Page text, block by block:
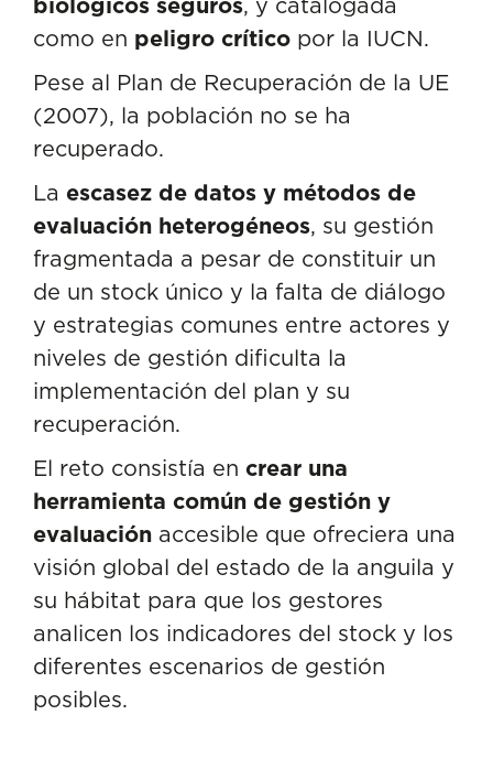
como en peligro crítico por la IUCN.
Pese al Plan de Recuperación de la UE
(2007), la población no se ha
recuperado.
La escasez de datos y métodos de
evaluación heterogéneos, su gestión
fragmentada a pesar de constituir un
de un stock único y la falta de diálogo
y estrategias comunes entre actores y
niveles de gestión dificulta la
implementación del plan y su
recuperación.
El reto consistía en crear una
herramienta común de gestión y
evaluación accesible que ofreciera una
visión global del estado de la anguila y
su hábitat para que los gestores
analicen los indicadores del stock y los
diferentes escenarios de gestión
posibles.